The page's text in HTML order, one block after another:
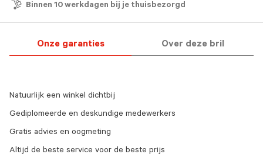
Binnen 10 werkdagen bij je thuisbezorgd
Onze garanties Over deze bril
Natuurlijk een winkel dichtbij
Gediplomeerde en deskundige medewerkers
Gratis advies en oogmeting
Altijd de beste service voor de beste prijs